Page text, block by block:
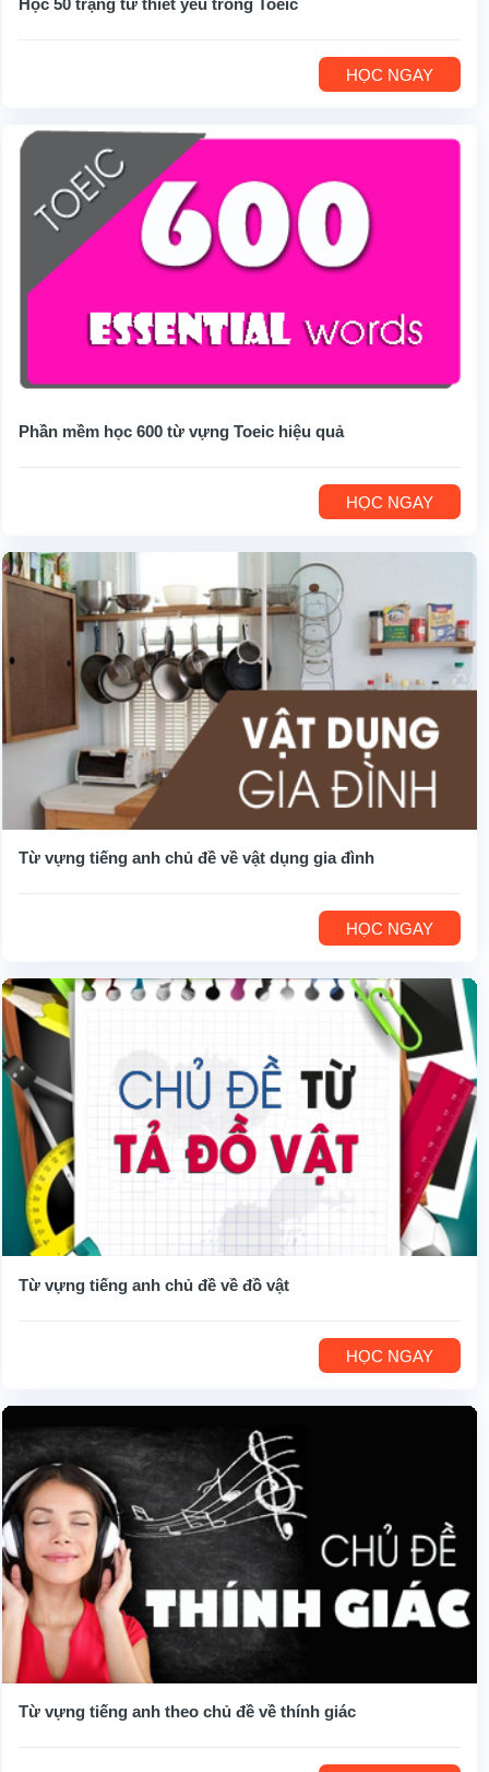
Học 50 trạng từ thiết yếu trong Toeic
HỌC NGAY
Phần mềm học 600 từ vựng Toeic hiệu quả
HỌC NGAY
Từ vựng tiếng anh chủ đề về vật dụng gia đình
HỌC NGAY
Từ vựng tiếng anh chủ đề về đồ vật
HỌC NGAY
Từ vựng tiếng anh theo chủ đề về thính giác